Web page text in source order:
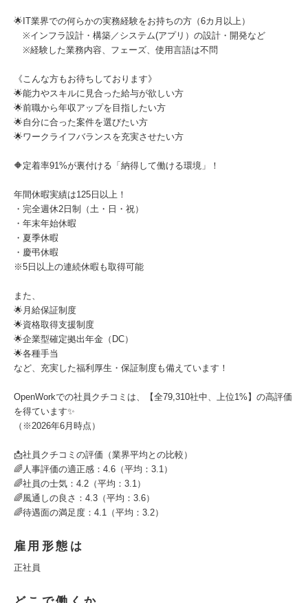
🌟IT業界での何らかの実務経験をお持ちの方（6カ月以上）
※インフラ設計・構築／システム(アプリ）の設計・開発など
※経験した業務内容、フェーズ、使用言語は不問
《こんな方もお待ちしております》
🌟能力やスキルに見合った給与が欲しい方
🌟前職から年収アップを目指したい方
🌟自分に合った案件を選びたい方
🌟ワークライフバランスを充実させたい方
🔶定着率91%が裏付ける「納得して働ける環境」！
年間休暇実績は125日以上！
・完全週休2日制（土・日・祝）
・年末年始休暇
・夏季休暇
・慶弔休暇
※5日以上の連続休暇も取得可能
また、
🌟月給保証制度
🌟資格取得支援制度
🌟企業型確定拠出年金（DC）
🌟各種手当
など、充実した福利厚生・保証制度も備えています！
OpenWorkでの社員クチコミは、【全79,310社中、上位1%】の高評価
を得ています✨
（※2026年6月時点）
📩社員クチコミの評価（業界平均との比較）
🌈人事評価の適正感：4.6（平均：3.1）
🌈社員の士気：4.2（平均：3.1）
🌈風通しの良さ：4.3（平均：3.6）
🌈待遇面の満足度：4.1（平均：3.2）
雇用形態は
正社員